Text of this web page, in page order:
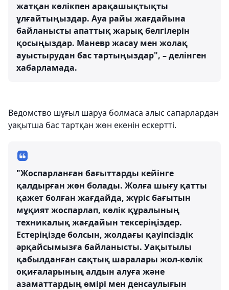
жатқан көлікпен арақашықтықты
ұлғайтыңыздар. Ауа райы жағдайына
байланысты апаттық жарық белгілерін
қосыңыздар. Маневр жасау мен жолақ
ауыстырудан бас тартыңыздар", – делінген
хабарламада.
Ведомство шұғыл шаруа болмаса алыс сапарлардан
уақытша бас тартқан жөн екенін ескертті.
"Жоспарланған бағыттарды кейінге
қалдырған жөн болады. Жолға шығу қатты
қажет болған жағдайда, жүріс бағытын
мұқият жоспарлап, көлік құралының
техникалық жағдайын тексеріңіздер.
Естеріңізде болсын, жолдағы қауіпсіздік
әрқайсымызға байланысты. Уақытылы
қабылданған сақтық шаралары жол-көлік
оқиғаларының алдын алуға және
азаматтардың өмірі мен денсаулығын